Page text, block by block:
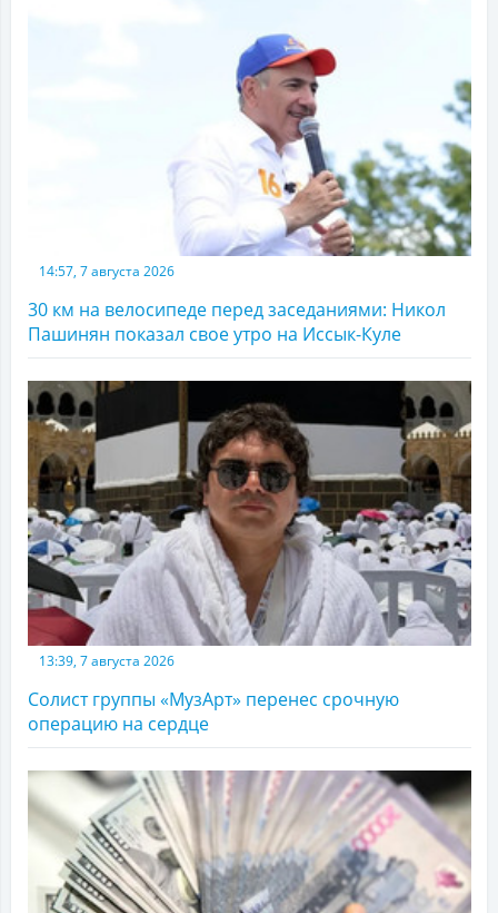
14:57, 7 августа 2026
30 км на велосипеде перед заседаниями: Никол
Пашинян показал свое утро на Иссык-Куле
13:39, 7 августа 2026
Солист группы «МузАрт» перенес срочную
операцию на сердце